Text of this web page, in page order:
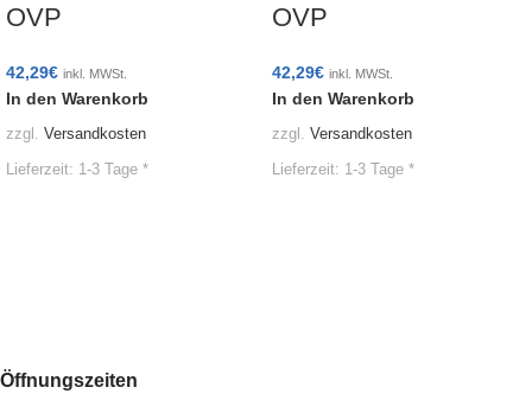
OVP
42,29€ inkl. MWSt.
In den Warenkorb
zzgl. Versandkosten
Lieferzeit: 1-3 Tage *
OVP
42,29€ inkl. MWSt.
In den Warenkorb
zzgl. Versandkosten
Lieferzeit: 1-3 Tage *
Öffnungszeiten